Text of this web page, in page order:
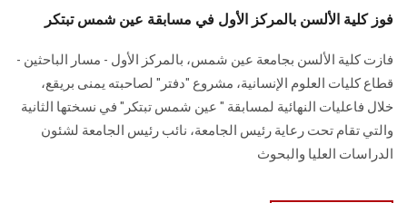
فوز كلية الألسن بالمركز الأول في مسابقة عين شمس تبتكر
فازت كلية الألسن بجامعة عين شمس، بالمركز الأول - مسار الباحثين -
قطاع كليات العلوم الإنسانية، مشروع "دفتر" لصاحبته يمنى بريقع،
خلال فاعليات النهائية لمسابقة " عين شمس تبتكر" في نسختها الثانية
والتي تقام تحت رعاية رئيس الجامعة، نائب رئيس الجامعة لشئون
الدراسات العليا والبحوث